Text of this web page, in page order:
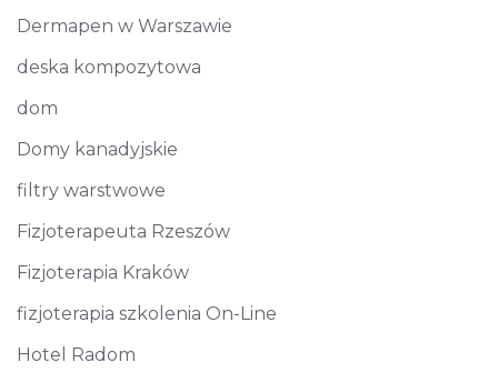
Dermapen w Warszawie
deska kompozytowa
dom
Domy kanadyjskie
filtry warstwowe
Fizjoterapeuta Rzeszów
Fizjoterapia Kraków
fizjoterapia szkolenia On-Line
Hotel Radom